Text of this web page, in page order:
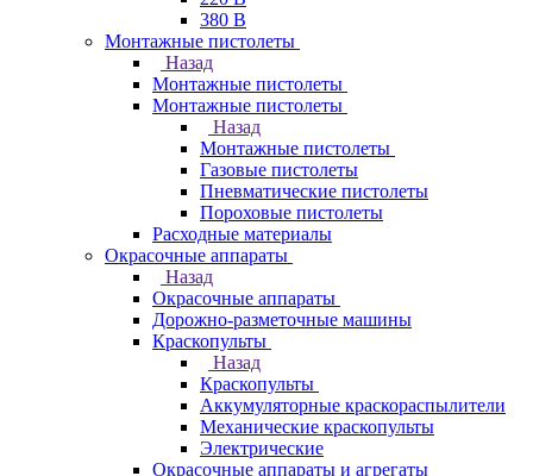
380 В
Монтажные пистолеты
Назад
Монтажные пистолеты
Монтажные пистолеты
Назад
Монтажные пистолеты
Газовые пистолеты
Пневматические пистолеты
Пороховые пистолеты
Расходные материалы
Окрасочные аппараты
Назад
Окрасочные аппараты
Дорожно-разметочные машины
Краскопульты
Назад
Краскопульты
Аккумуляторные краскораспылители
Механические краскопульты
Электрические
Окрасочные аппараты и агрегаты